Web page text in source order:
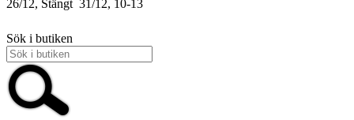
26/12, Stängt 31/12, 10-13
Sök i butiken